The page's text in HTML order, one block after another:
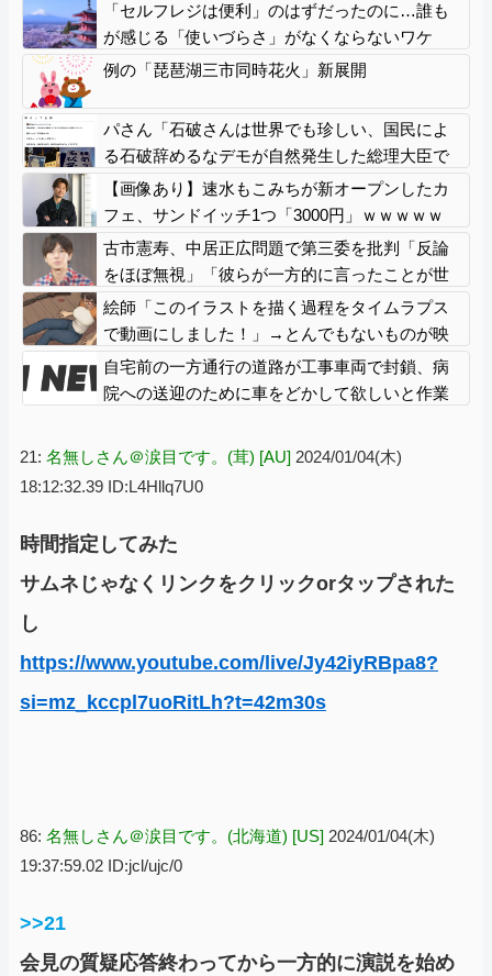
「セルフレジは便利」のはずだったのに…誰も
が感じる「使いづらさ」がなくならないワケ
例の「琵琶湖三市同時花火」新展開
パさん「石破さんは世界でも珍しい、国民によ
る石破辞めるなデモが自然発生した総理大臣で
す」
【画像あり】速水もこみちが新オープンしたカ
フェ、サンドイッチ1つ「3000円」ｗｗｗｗｗ
古市憲寿、中居正広問題で第三委を批判「反論
をほぼ無視」「彼らが一方的に言ったことが世
の中に定着してしまう」橋下徹も同調
絵師「このイラストを描く過程をタイムラプス
で動画にしました！」→とんでもないものが映
り込んで16万いいね
自宅前の一方通行の道路が工事車両で封鎖、病
院への送迎のために車をどかして欲しいと作業
21: 名無しさん＠涙目です。(茸) [AU] 2024/01/04(木)
18:12:32.39 ID:L4Hllq7U0
時間指定してみた
サムネじゃなくリンクをクリックorタップされた
し
https://www.youtube.com/live/Jy42iyRBpa8?
si=mz_kccpl7uoRitLh?t=42m30s
86: 名無しさん＠涙目です。(北海道) [US] 2024/01/04(木)
19:37:59.02 ID:jcl/ujc/0
>>21
会見の質疑応答終わってから一方的に演説を始め